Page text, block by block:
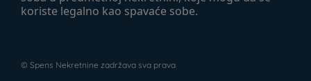
koriste legalno kao spavaće sobe.
© Spens Nekretnine zadržava sva prava